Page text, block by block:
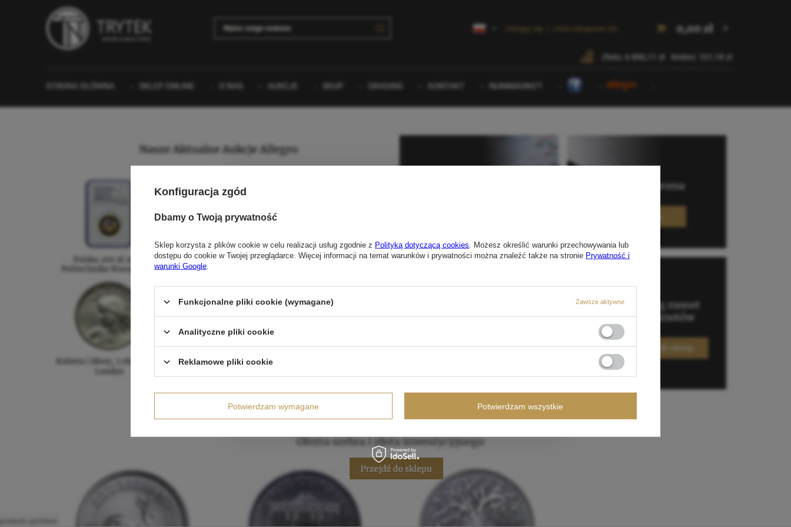
Konfiguracja zgód
Dbamy o Twoją prywatność
Sklep korzysta z plików cookie w celu realizacji usług zgodnie z Polityką dotyczącą cookies . Możesz określić warunki przechowywania lub
dostępu do cookie w Twojej przeglądarce. Więcej informacji na temat warunków i prywatności można znaleźć także na stronie Prywatność i
warunki Google
Funkcjonalne pliki cookie (wymagane) Zawsze aktywne
Analityczne pliki cookie
Reklamowe pliki cookie
Potwierdzam wymagane Potwierdzam wszystkie